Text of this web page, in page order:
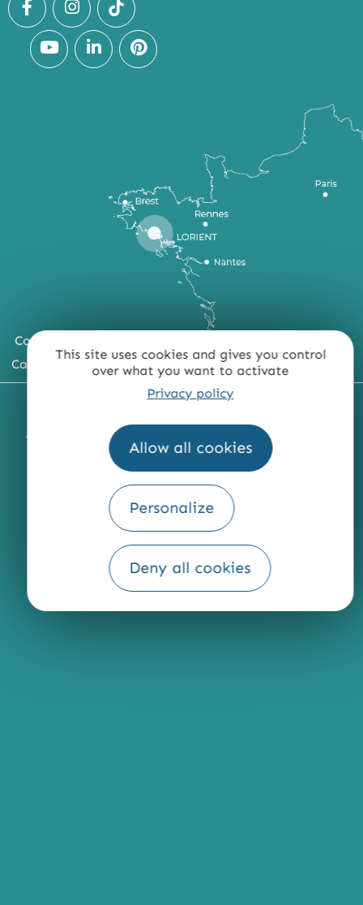
This site uses cookies and gives you control
over what you want to activate
Privacy policy
Allow all cookies
Personalize
Deny all cookies
Comment venir ?
Carte du territoire
PLAN DU SITE
ACCESSIBILITÉ : NON CONFORME PRESSE
Fourni par
Traduction